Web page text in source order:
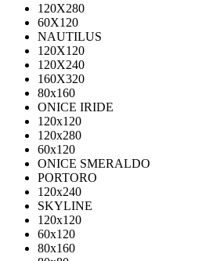
120X280
60X120
NAUTILUS
120X120
120X240
160X320
80х160
ONICE IRIDE
120x120
120x280
60x120
ONICE SMERALDO
PORTORO
120x240
SKYLINE
120x120
60x120
80x160